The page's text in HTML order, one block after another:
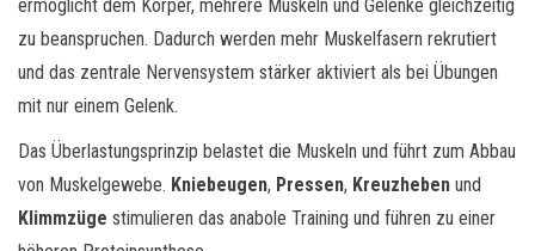
ermöglicht dem Körper, mehrere Muskeln und Gelenke gleichzeitig
zu beanspruchen. Dadurch werden mehr Muskelfasern rekrutiert
und das zentrale Nervensystem stärker aktiviert als bei Übungen
mit nur einem Gelenk.
Das Überlastungsprinzip belastet die Muskeln und führt zum Abbau
von Muskelgewebe. Kniebeugen, Pressen, Kreuzheben und
Klimmzüge stimulieren das anabole Training und führen zu einer